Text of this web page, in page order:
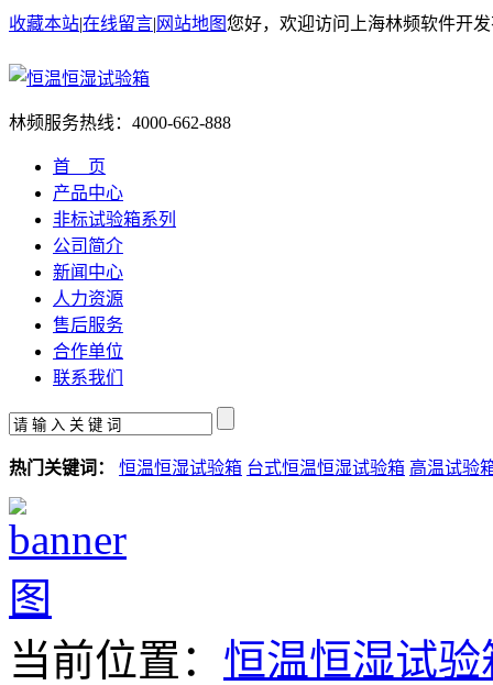
收藏本站|在线留言| 网站地图您好，欢迎访问上海林频软件开
林频服务热线： 4000-662-888
首 页
产品中心
非标试验箱系列
公司简介
新闻中心
人力资源
售后服务
合作单位
联系我们
热门关键词： 恒温恒湿试验箱 台式恒温恒湿试验箱 高温试验
当前位置： 恒温恒湿试验